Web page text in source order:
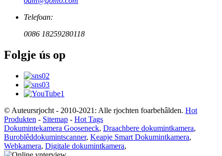
Telefoan:
0086 18259280118
Folgje ús op
© Auteursrjocht - 2010-2021: Alle rjochten foarbehâlden. Hot
Produkten - Sitemap - Hot Tags
Dokumintekamera Gooseneck, Draachbere dokumintkamera,
Buroblêddokumintscanner, Keapje Smart Dokumintkamera,
Webkamera, Digitale dokumintkamera,